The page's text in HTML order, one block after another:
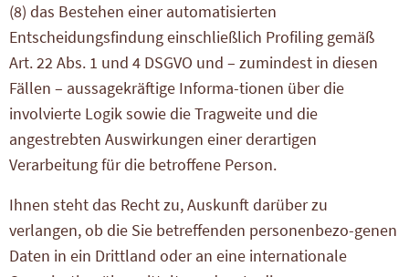
(8) das Bestehen einer automatisierten
Entscheidungsfindung einschließlich Profiling gemäß
Art. 22 Abs. 1 und 4 DSGVO und – zumindest in diesen
Fällen – aussagekräftige Informa-tionen über die
involvierte Logik sowie die Tragweite und die
angestrebten Auswirkungen einer derartigen
Verarbeitung für die betroffene Person.
Ihnen steht das Recht zu, Auskunft darüber zu
verlangen, ob die Sie betreffenden personenbezo-genen
Daten in ein Drittland oder an eine internationale